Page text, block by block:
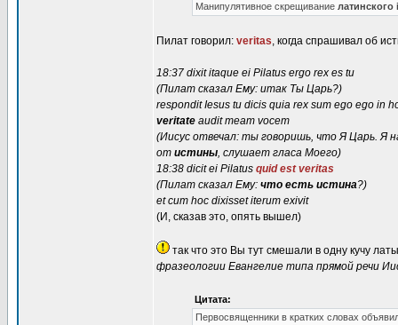
Манипулятивное скрещивание латинского
Пилат говорил: veritas, когда спрашивал об
18:37 dixit itaque ei Pilatus ergo rex es tu
(Пилат сказал Ему: итак Ты Царь?)
respondit Iesus tu dicis quia rex sum ego ego in
veritate audit meam vocem
(Иисус отвечал: ты говоришь, что Я Царь. Я
от истины, слушает гласа Моего)
18:38 dicit ei Pilatus quid est veritas
(Пилат сказал Ему: что есть истина?)
et cum hoc dixisset iterum exivit
(И, сказав это, опять вышел)
так что это Вы тут смешали в одну кучу
фразеологии Евангелие типа прямой речи
Цитата:
Первосвященники в кратких словах